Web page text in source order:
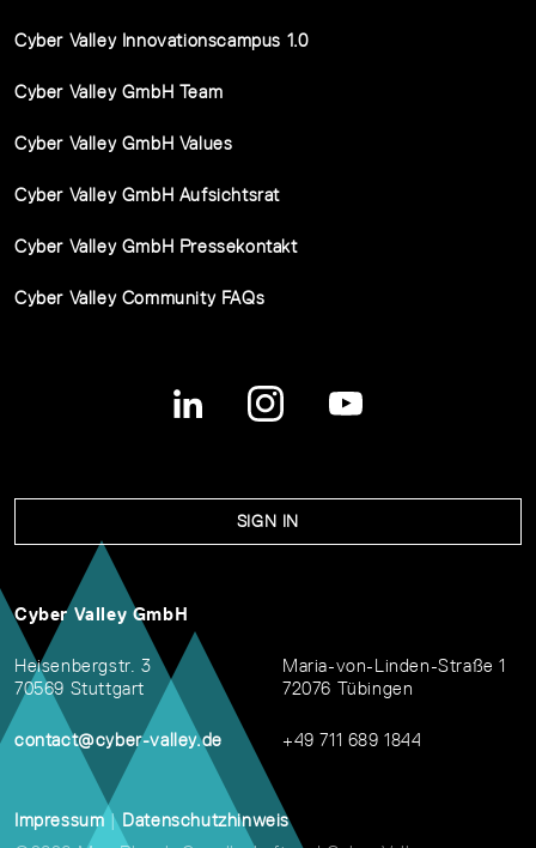
Cyber Valley Innovationscampus 1.0
Cyber Valley GmbH Team
Cyber Valley GmbH Values
Cyber Valley GmbH Aufsichtsrat
Cyber Valley GmbH Pressekontakt
Cyber Valley Community FAQs
SIGN IN
Cyber Valley GmbH
Heisenbergstr. 3
70569 Stuttgart
contact@cyber-valley.de
Maria-von-Linden-Straße 1
72076 Tübingen
+49 711 689 1844
Impressum | Datenschutzhinweis